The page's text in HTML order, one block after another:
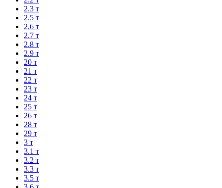
2.3 т
2.5 т
2.6 т
2.7 т
2.8 т
2.9 т
20 т
21 т
22 т
23 т
24 т
25 т
26 т
28 т
29 т
3 т
3.1 т
3.2 т
3.3 т
3.5 т